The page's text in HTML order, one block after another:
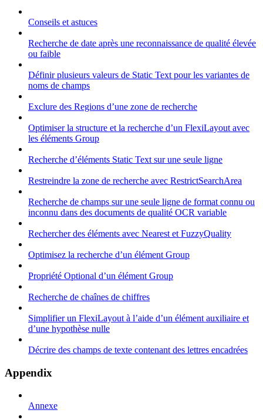
Conseils et astuces
Recherche de date après une reconnaissance de qualité élevée
ou faible
Définir plusieurs valeurs de Static Text pour les variantes de
noms de champs
Exclure des Regions d’une zone de recherche
Optimiser la structure et la recherche d’un FlexiLayout avec
les éléments Group
Recherche d’éléments Static Text sur une seule ligne
Restreindre la zone de recherche avec RestrictSearchArea
Recherche de champs sur une seule ligne de format connu ou
inconnu dans des documents de qualité OCR variable
Rechercher des éléments avec Nearest et FuzzyQuality
Optimisez la recherche d’un élément Group
Propriété Optional d’un élément Group
Recherche de chaînes de chiffres
Simplifier un FlexiLayout à l’aide d’un élément auxiliaire et
d’une hypothèse nulle
Décrire des champs de texte contenant des lettres encadrées
Appendix
Annexe